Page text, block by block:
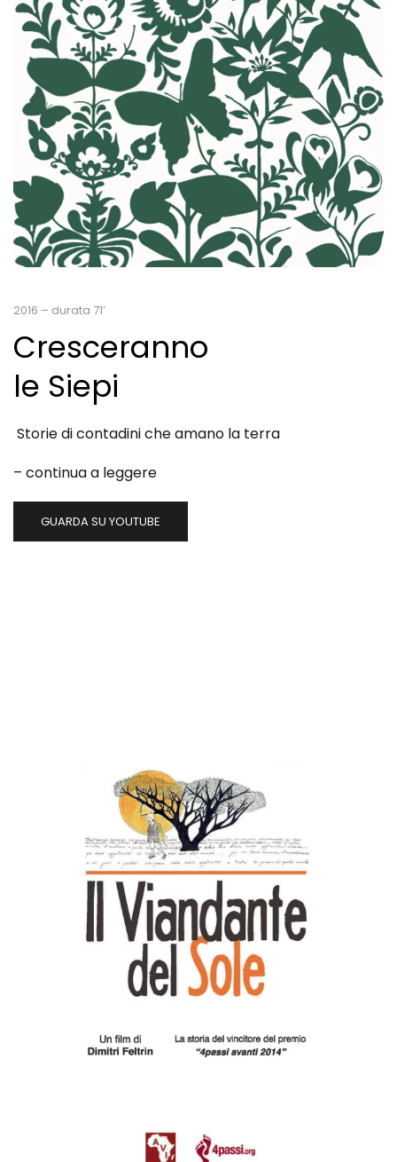
2016 – durata 71’
Cresceranno
le Siepi
Storie di contadini che amano la terra
– continua a leggere
GUARDA SU YOUTUBE